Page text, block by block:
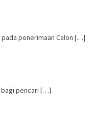
pada penerimaan Calon […]
bagi pencari […]